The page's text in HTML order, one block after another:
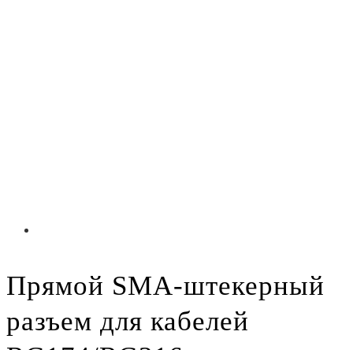
Прямой SMA-штекерный
разъем для кабелей